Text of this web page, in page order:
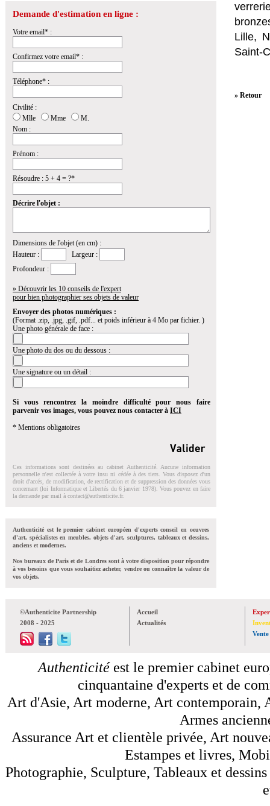
Demande d'estimation en ligne :
Votre email* :
Confirmez votre email* :
Téléphone* :
Civilité :
Mlle
Mme
M.
Nom :
Prénom :
Résoudre : 5 + 4 = ?*
Décrire l'objet :
Dimensions de l'objet (en cm) :
Hauteur :
Largeur :
Profondeur :
» Découvrir les 10 conseils de l'expert
pour bien photographier ses objets de valeur
Envoyer des photos numériques :
(Format .zip, .jpg, .gif, .pdf... et poids inférieur à 4 Mo par fichier. )
Une photo générale de face :
Une photo du dos ou du dessous :
Une signature ou un détail :
Si vous rencontrez la moindre difficulté pour nous faire
parvenir vos images, vous pouvez nous contacter à ICI
* Mentions obligatoires
Ces informations sont destinées au cabinet Authenticité. Aucune information
personnelle n'est collectée à votre insu ni cédée à des tiers. Vous disposez d'un
droit d'accés, de modification, de rectification et de suppression des données vous
concernant (loi Informatique et Libertés du 6 janvier 1978). Vous pouvez en faire
la demande par mail à contact@authenticite.fr.
Authenticité est le premier cabinet européen d'experts conseil en oeuvres
d'art, spécialistes en meubles, objets d'art, sculptures, tableaux et dessins,
anciens et modernes.
Nos bureaux de Paris et de Londres sont à votre disposition pour répondre
à vos besoins que vous souhaitiez acheter, vendre ou connaître la valeur de
vos objets.
Lille,
Saint-
» Retour
©Authenticite Partnership
2008 - 2025
Accueil
Actualités
Vente
Authenticitéest le premier cabinet
cinquantaine d'experts et de
Art d'Asie, Art moderne, Art contemporain,
Armes
Assurance Art et clientèle privée, Art
Estampes et livres,
Photographie, Sculpture, Tableaux et